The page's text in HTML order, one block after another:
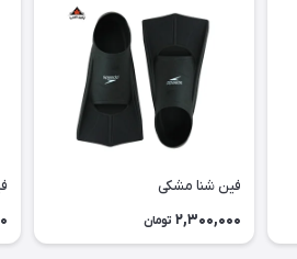
فین شنا مشکی
2,300,000 تومان